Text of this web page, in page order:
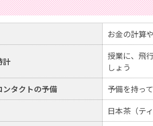
お金の計算
計
授業に、飛
しょう
ンタクトの予備 予備を持っ
日本茶（テ